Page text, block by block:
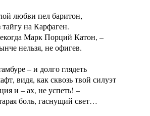
любви пел баритон,
на Карфаген.
Марк Порций Катон, –
нельзя, не офигев.
– и долго глядеть
видя, как сквозь твой силуэт
и – ах, не успеть! –
боль, гаснущий свет…